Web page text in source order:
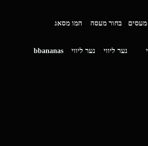
מעסים בחור מעסה המו
נער ליווי נער ליווי bbananas